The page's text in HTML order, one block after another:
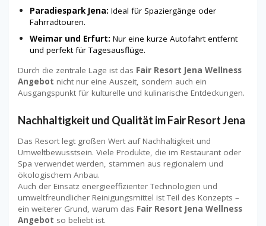
Paradiespark Jena: Ideal für Spaziergänge oder
Fahrradtouren.
Weimar und Erfurt: Nur eine kurze Autofahrt entfernt
und perfekt für Tagesausflüge.
Durch die zentrale Lage ist das Fair Resort Jena Wellness
Angebot nicht nur eine Auszeit, sondern auch ein
Ausgangspunkt für kulturelle und kulinarische Entdeckungen.
Nachhaltigkeit und Qualität im Fair Resort Jena
Das Resort legt großen Wert auf Nachhaltigkeit und
Umweltbewusstsein. Viele Produkte, die im Restaurant oder
Spa verwendet werden, stammen aus regionalem und
ökologischem Anbau.
Auch der Einsatz energieeffizienter Technologien und
umweltfreundlicher Reinigungsmittel ist Teil des Konzepts –
ein weiterer Grund, warum das Fair Resort Jena Wellness
Angebot so beliebt ist.